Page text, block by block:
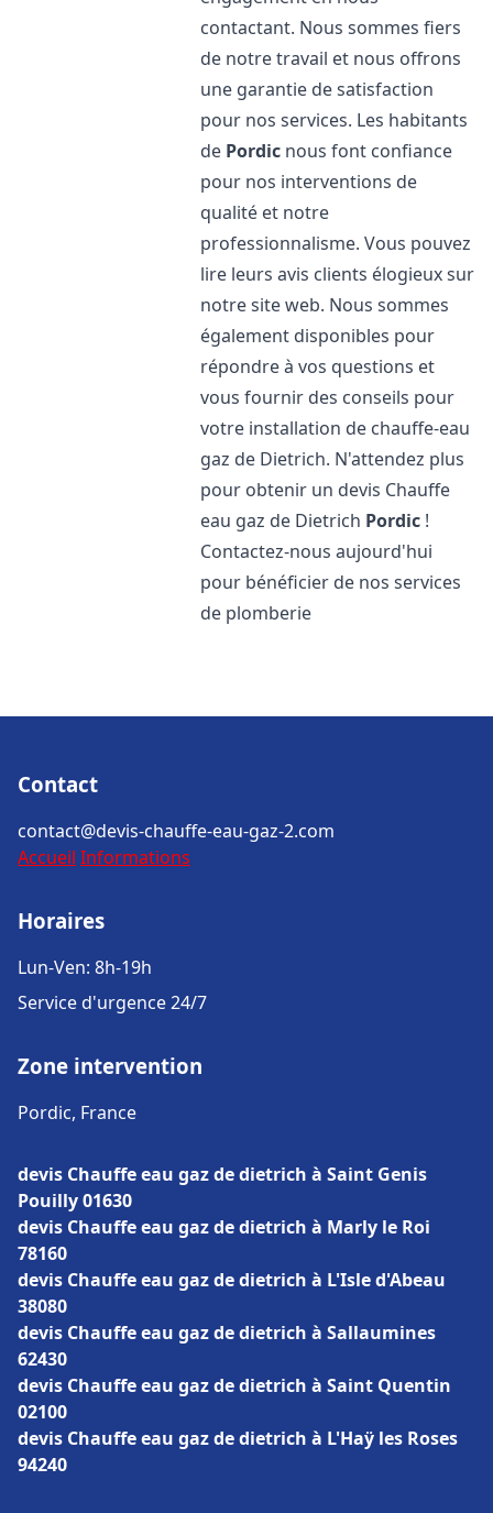
contactant. Nous sommes fiers
de notre travail et nous offrons
une garantie de satisfaction
pour nos services. Les habitants
de Pordic nous font confiance
pour nos interventions de
qualité et notre
professionnalisme. Vous pouvez
lire leurs avis clients élogieux sur
notre site web. Nous sommes
également disponibles pour
répondre à vos questions et
vous fournir des conseils pour
votre installation de chauffe-eau
gaz de Dietrich. N'attendez plus
pour obtenir un devis Chauffe
eau gaz de Dietrich Pordic !
Contactez-nous aujourd'hui
pour bénéficier de nos services
de plomberie
Contact
contact@devis-chauffe-eau-gaz-2.com
Accueil Informations
Horaires
Lun-Ven: 8h-19h
Service d'urgence 24/7
Zone intervention
Pordic, France
devis Chauffe eau gaz de dietrich à Saint Genis
Pouilly 01630
devis Chauffe eau gaz de dietrich à Marly le Roi
78160
devis Chauffe eau gaz de dietrich à L'Isle d'Abeau
38080
devis Chauffe eau gaz de dietrich à Sallaumines
62430
devis Chauffe eau gaz de dietrich à Saint Quentin
02100
devis Chauffe eau gaz de dietrich à L'Haÿ les Roses
94240